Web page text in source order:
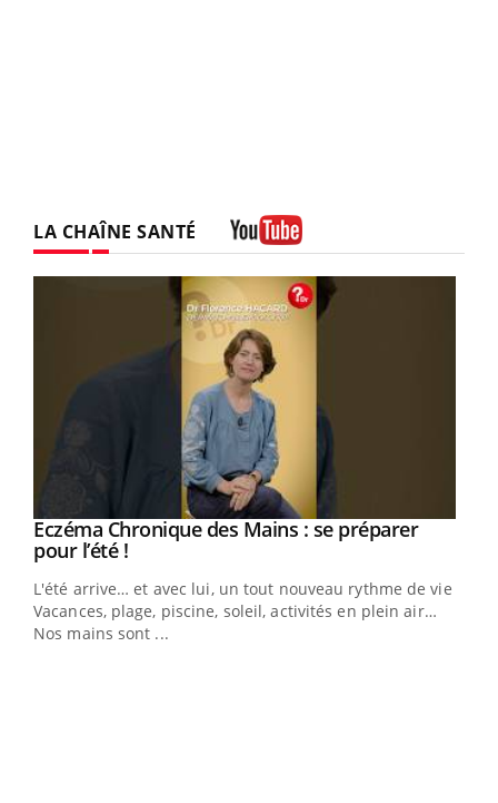
LA CHAÎNE SANTÉ
Youtube
Eczéma Chronique des Mains : se préparer
pour l’été !Youtube
L'été arrive… et avec lui, un tout nouveau rythme de vie !
Vacances, plage, piscine, soleil, activités en plein air…
Nos mains sont ...